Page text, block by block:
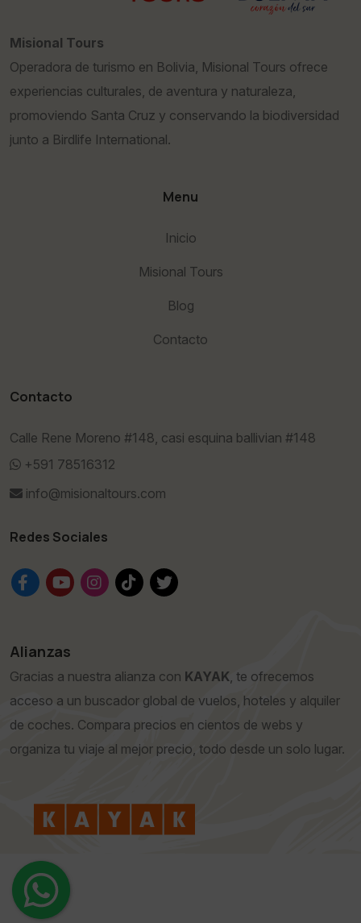
Misional Tours
Operadora de turismo en Bolivia, Misional Tours ofrece
experiencias culturales, de aventura y naturaleza,
promoviendo Santa Cruz y conservando la biodiversidad
junto a Birdlife International.
Menu
Inicio
Misional Tours
Blog
Contacto
Contacto
Calle Rene Moreno #148, casi esquina ballivian #148
+591 78516312
info@misionaltours.com
Redes Sociales
Alianzas
Gracias a nuestra alianza con KAYAK , te ofrecemos
acceso a un buscador global de vuelos, hoteles y alquiler
de coches. Compara precios en cientos de webs y
organiza tu viaje al mejor precio, todo desde un solo lugar.